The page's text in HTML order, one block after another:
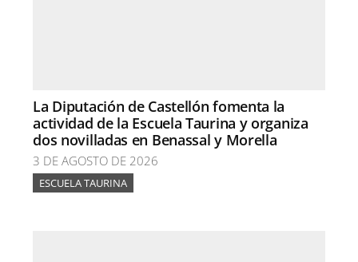
La Diputación de Castellón fomenta la
actividad de la Escuela Taurina y organiza
dos novilladas en Benassal y Morella
3 DE AGOSTO DE 2026
ESCUELA TAURINA